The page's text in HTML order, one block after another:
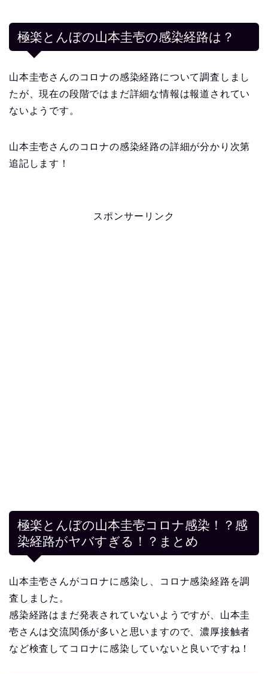
極楽とんぼの山本圭壱の感染経路は？
山本圭壱さんのコロナの感染経路について調査しまし
たが、現在の段階ではまだ詳細な情報は報道されてい
ないようです。
山本圭壱さんのコロナの感染経路の詳細が分かり次第
追記します！
スポンサーリンク
極楽とんぼの山本圭壱コロナ感染！？感
染経路がヤバすぎる！？まとめ
山本圭壱さんがコロナに感染し、コロナ感染経路を調
査しました。
感染経路はまだ発表されていないようですが、山本圭
壱さんは交流関係が多いと思いますので、濃厚接触者
など検査してコロナに感染していないと良いですね！